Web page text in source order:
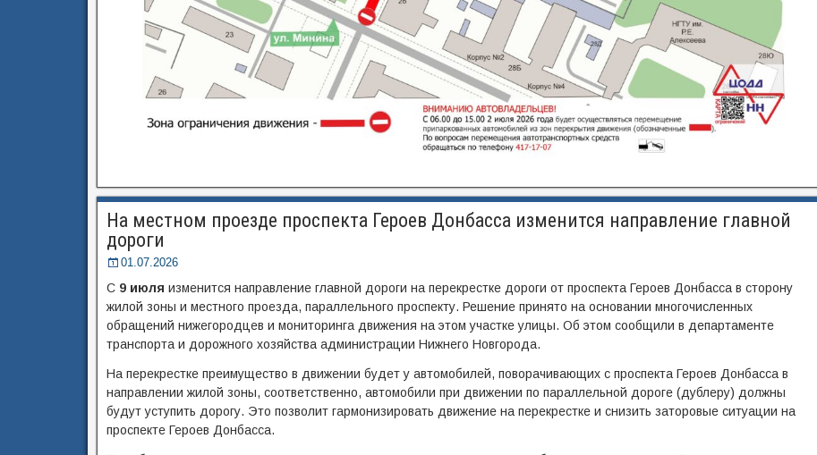
На местном проезде проспекта Героев Донбасса изменится направление главной
дороги
01.07.2026
С 9 июля изменится направление главной дороги на перекрестке дороги от проспекта Героев Донбасса в сторону
жилой зоны и местного проезда, параллельного проспекту. Решение принято на основании многочисленных
обращений нижегородцев и мониторинга движения на этом участке улицы. Об этом сообщили в департаменте
транспорта и дорожного хозяйства администрации Нижнего Новгорода.
На перекрестке преимущество в движении будет у автомобилей, поворачивающих с проспекта Героев Донбасса в
направлении жилой зоны, соответственно, автомобили при движении по параллельной дороге (дублеру) должны
будут уступить дорогу. Это позволит гармонизировать движение на перекрестке и снизить заторовые ситуации на
проспекте Героев Донбасса.